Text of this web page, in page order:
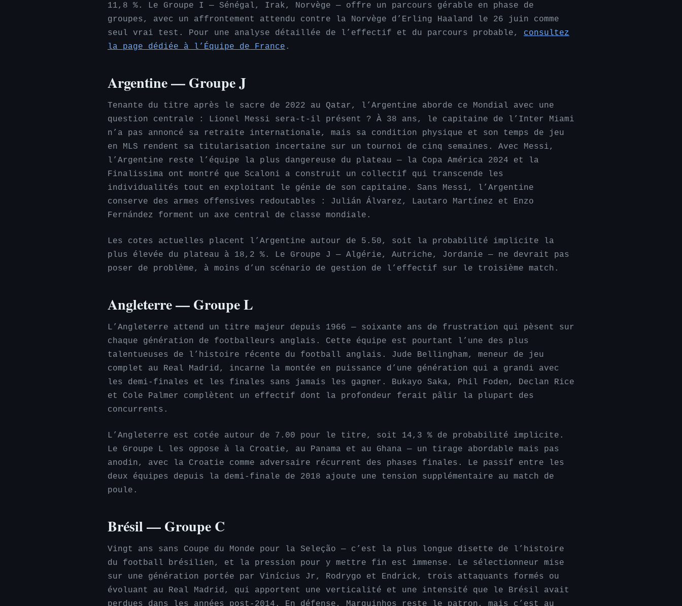
11,8 %. Le Groupe I — Sénégal, Irak, Norvège — offre un parcours gérable en phase de
groupes, avec un affrontement attendu contre la Norvège d’Erling Haaland le 26 juin comme
seul vrai test. Pour une analyse détaillée de l’effectif et du parcours probable, consultez
la page dédiée à l’Équipe de France .
Argentine — Groupe J
Tenante du titre après le sacre de 2022 au Qatar, l’Argentine aborde ce Mondial avec une
question centrale : Lionel Messi sera-t-il présent ? À 38 ans, le capitaine de l’Inter Miami
n’a pas annoncé sa retraite internationale, mais sa condition physique et son temps de jeu
en MLS rendent sa titularisation incertaine sur un tournoi de cinq semaines. Avec Messi,
l’Argentine reste l’équipe la plus dangereuse du plateau — la Copa América 2024 et la
Finalissima ont montré que Scaloni a construit un collectif qui transcende les
individualités tout en exploitant le génie de son capitaine. Sans Messi, l’Argentine
conserve des armes offensives redoutables : Julián Álvarez, Lautaro Martínez et Enzo
Fernández forment un axe central de classe mondiale.
Les cotes actuelles placent l’Argentine autour de 5.50, soit la probabilité implicite la
plus élevée du plateau à 18,2 %. Le Groupe J — Algérie, Autriche, Jordanie — ne devrait pas
poser de problème, à moins d’un scénario de gestion de l’effectif sur le troisième match.
Angleterre — Groupe L
L’Angleterre attend un titre majeur depuis 1966 — soixante ans de frustration qui pèsent sur
chaque génération de footballeurs anglais. Cette équipe est pourtant l’une des plus
talentueuses de l’histoire récente du football anglais. Jude Bellingham, meneur de jeu
complet au Real Madrid, incarne la montée en puissance d’une génération qui a grandi avec
les demi-finales et les finales sans jamais les gagner. Bukayo Saka, Phil Foden, Declan Rice
et Cole Palmer complètent un effectif dont la profondeur ferait pâlir la plupart des
concurrents.
L’Angleterre est cotée autour de 7.00 pour le titre, soit 14,3 % de probabilité implicite.
Le Groupe L les oppose à la Croatie, au Panama et au Ghana — un tirage abordable mais pas
anodin, avec la Croatie comme adversaire récurrent des phases finales. Le passif entre les
deux équipes depuis la demi-finale de 2018 ajoute une tension supplémentaire au match de
poule.
Brésil — Groupe C
Vingt ans sans Coupe du Monde pour la Seleção — c’est la plus longue disette de l’histoire
du football brésilien, et la pression pour y mettre fin est immense. Le sélectionneur mise
sur une génération portée par Vinícius Jr, Rodrygo et Endrick, trois attaquants formés ou
évoluant au Real Madrid, qui apportent une verticalité et une intensité que le Brésil avait
perdues dans les années post-2014. En défense, Marquinhos reste le patron, mais c’est au